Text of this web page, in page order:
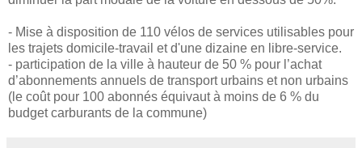
- Mise à disposition de 110 vélos de services utilisables pour
les trajets domicile-travail et d'une dizaine en libre-service.
- participation de la ville à hauteur de 50 % pour l’achat
d’abonnements annuels de transport urbains et non urbains
(le coût pour 100 abonnés équivaut à moins de 6 % du
budget carburants de la commune)